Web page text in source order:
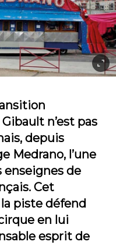
n’est pas
depuis
Medrano, l’une
enseignes de
Cet
piste défend
en lui
esprit de